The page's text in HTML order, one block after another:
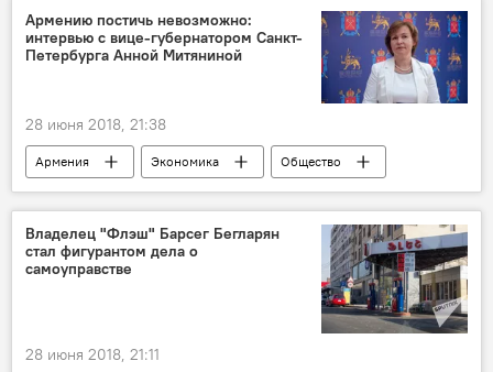
Ашотян Армен
парламент
Бундестаг
депутат
комиссия
Армению постичь невозможно:
интервью с вице-губернатором Санкт-
Петербурга Анной Митяниной
28 июня 2018, 21:38
Армения Экономика
Общество
В мире
Россия
Политика
Санкт-Петербург
Новости Армения
Владелец "Флэш" Барсег Бегларян
стал фигурантом дела о
самоуправстве
28 июня 2018, 21:11